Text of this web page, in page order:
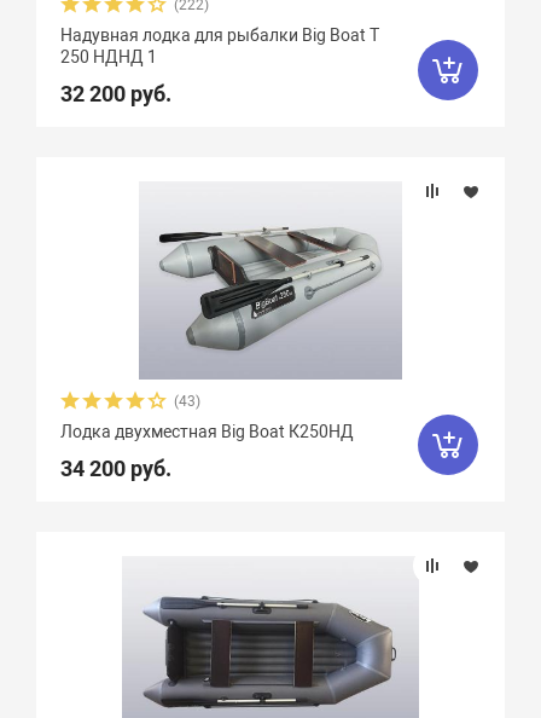
Пассажировместимость
Надувных отсеков
Вес, кг
Фальшборт
(222)
Надувная лодка для рыбалки Big Boat Т
250 НДНД 1
32 200 руб.
(43)
Лодка двухместная Big Boat К250НД
34 200 руб.